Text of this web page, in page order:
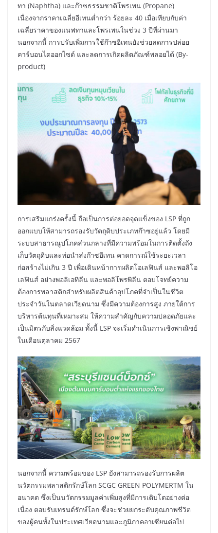
ทา (Naphtha) และก๊าซธรรมชาติโพรเพน (Propane)
เนื่องจากราคาเฉลี่ยอีเทนต่ำกว่า ร้อยละ 40 เมื่อเทียบกับค่า
เฉลี่ยราคาของแนฟทาและโพรเพนในช่วง 3 ปีที่ผ่านมา
นอกจากนี้ การปรับเพิ่มการใช้ก๊าซอีเทนยังช่วยลดการปล่อย
คาร์บอนไดออกไซด์ และลดการเกิดผลิตภัณฑ์พลอยได้ (By-
product)
การเสริมแกร่งครั้งนี้ ถือเป็นการต่อยอดจุดแข็งของ LSP ที่ถูก
ออกแบบให้สามารถรองรับวัตถุดิบประเภทก๊าซอยู่แล้ว โดยมี
ระบบสาธารณูปโภคส่วนกลางที่มีความพร้อมในการติดตั้งถัง
เก็บวัตถุดิบและท่อนำส่งก๊าซอีเทน คาดการณ์ใช้ระยะเวลา
ก่อสร้างไม่เกิน 3 ปี เพื่อเดินหน้าการผลิตโอเลฟินส์ และพอลิโอ
เลฟินส์ อย่างพอลิเอทิลีน และพอลิโพรพิลีน ตอบโจทย์ความ
ต้องการพลาสติกสำหรับผลิตสินค้าอุปโภคที่จำเป็นในชีวิต
ประจำวันในตลาดเวียดนาม ซึ่งมีความต้องการสูง ภายใต้การ
บริหารต้นทุนที่เหมาะสม ให้ความสำคัญกับความปลอดภัยและ
เป็นมิตรกับสิ่งแวดล้อม ทั้งนี้ LSP จะเริ่มดำเนินการเชิงพาณิชย์
ในเดือนตุลาคม 2567
นอกจากนี้ ความพร้อมของ LSP ยังสามารถรองรับการผลิต
นวัตกรรมพลาสติกรักษ์โลก SCGC GREEN POLYMERTM ใน
อนาคต ซึ่งเป็นนวัตกรรมมูลค่าเพิ่มสูงที่มีการเติบโตอย่างต่อ
เนื่อง ตอบรับเทรนด์รักษ์โลก ซึ่งจะช่วยยกระดับคุณภาพชีวิต
ของผู้คนทั้งในประเทศเวียดนามและภูมิภาคอาเซียนต่อไป